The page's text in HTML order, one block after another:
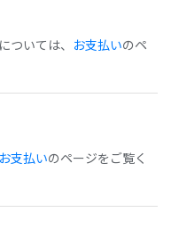
ついては、 お支払いのペ
お支払いのページをご覧く